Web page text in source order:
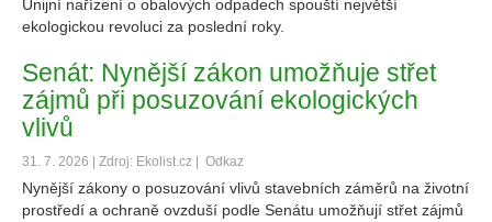
Unijní nařízení o obalových odpadech spouští největší
ekologickou revoluci za poslední roky.
Senát: Nynější zákon umožňuje střet
zájmů při posuzování ekologických
vlivů
31. 7. 2026 | Zdroj: Ekolist.cz | Odkaz
Nynější zákony o posuzování vlivů stavebních záměrů na životní
prostředí a ochraně ovzduší podle Senátu umožňují střet zájmů